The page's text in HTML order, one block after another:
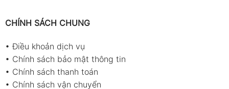
CHÍNH SÁCH CHUNG
•Điều khoản dịch vụ
• Chính sách bảo mật thông tin
• Chính sách thanh toán
• Chính sách vận chuyển